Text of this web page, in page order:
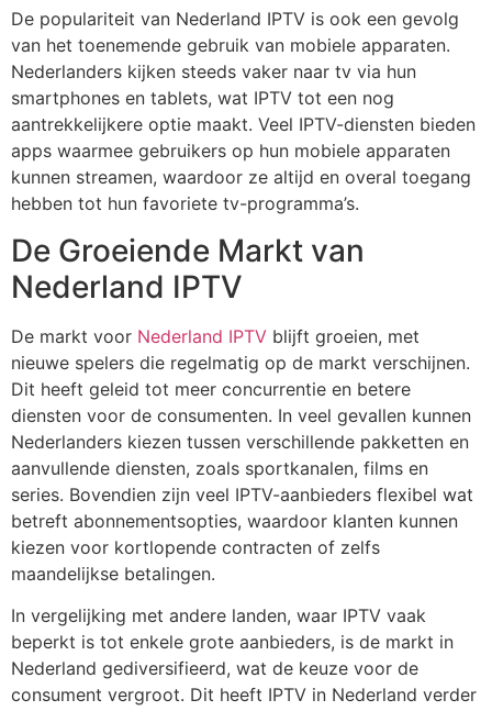
De populariteit van Nederland IPTV is ook een gevolg
van het toenemende gebruik van mobiele apparaten.
Nederlanders kijken steeds vaker naar tv via hun
smartphones en tablets, wat IPTV tot een nog
aantrekkelijkere optie maakt. Veel IPTV-diensten bieden
apps waarmee gebruikers op hun mobiele apparaten
kunnen streamen, waardoor ze altijd en overal toegang
hebben tot hun favoriete tv-programma’s.
De Groeiende Markt van
Nederland IPTV
De markt voor Nederland IPTV blijft groeien, met
nieuwe spelers die regelmatig op de markt verschijnen.
Dit heeft geleid tot meer concurrentie en betere
diensten voor de consumenten. In veel gevallen kunnen
Nederlanders kiezen tussen verschillende pakketten en
aanvullende diensten, zoals sportkanalen, films en
series. Bovendien zijn veel IPTV-aanbieders flexibel wat
betreft abonnementsopties, waardoor klanten kunnen
kiezen voor kortlopende contracten of zelfs
maandelijkse betalingen.
In vergelijking met andere landen, waar IPTV vaak
beperkt is tot enkele grote aanbieders, is de markt in
Nederland gediversifieerd, wat de keuze voor de
consument vergroot. Dit heeft IPTV in Nederland verder